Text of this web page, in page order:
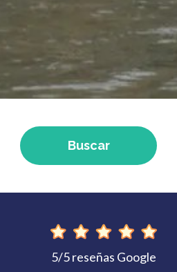
Buscar
5/5 reseñas Google